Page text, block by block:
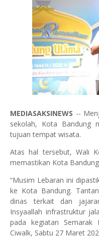
MEDIASAKSINEWS --
sekolah, Kota Bandung
tujuan tempat wisata.
Atas hal tersebut, Wali
memastikan Kota
“Musim Lebaran ini
ke Kota Bandung.
dinas terkait dan
Insyaallah infrastruktur
pada kegiatan Semarak
Ciwalk, Sabtu 27 Maret